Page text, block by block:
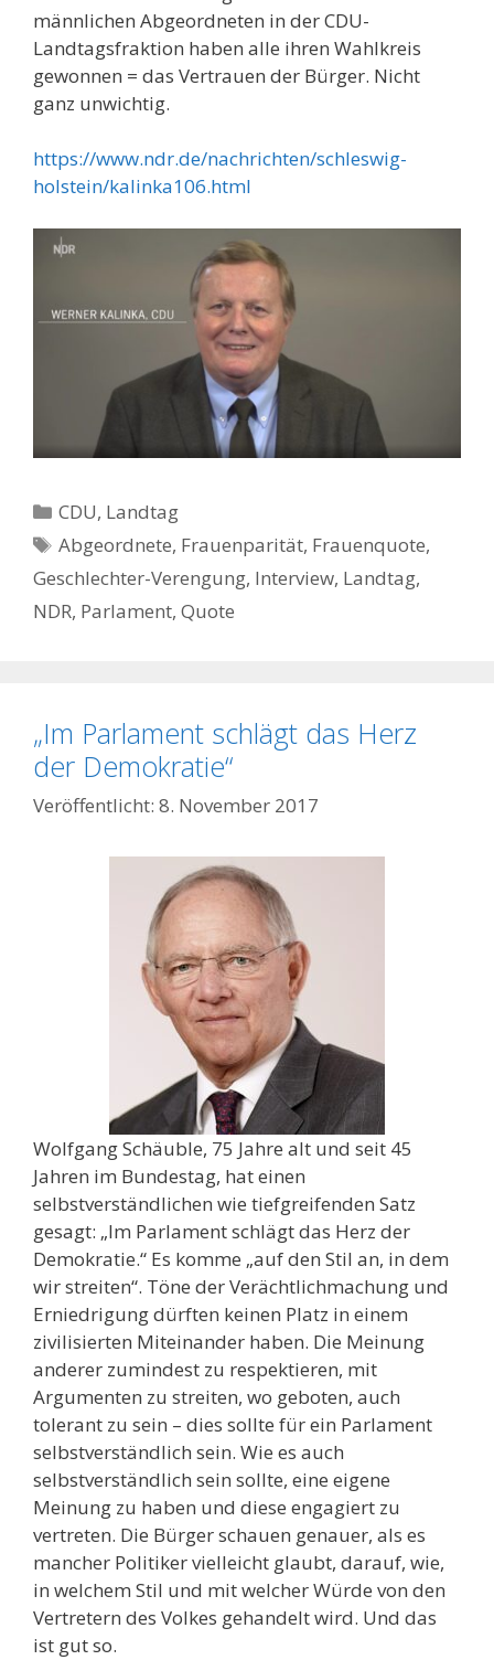
männlichen Abgeordneten in der CDU-
Landtagsfraktion haben alle ihren Wahlkreis
gewonnen = das Vertrauen der Bürger. Nicht
ganz unwichtig.
https://www.ndr.de/nachrichten/schleswig-
holstein/kalinka106.html
Kategorien
CDU, Landtag
Schlagwörter
Abgeordnete, Frauenparität, Frauenquote,
Geschlechter-Verengung, Interview, Landtag,
NDR, Parlament, Quote
„Im Parlament schlägt das Herz
der Demokratie“
8. November 2017
Wolfgang Schäuble, 75 Jahre alt und seit 45
Jahren im Bundestag, hat einen
selbstverständlichen wie tiefgreifenden Satz
gesagt: „Im Parlament schlägt das Herz der
Demokratie.“ Es komme „auf den Stil an, in dem
wir streiten“. Töne der Verächtlichmachung und
Erniedrigung dürften keinen Platz in einem
zivilisierten Miteinander haben. Die Meinung
anderer zumindest zu respektieren, mit
Argumenten zu streiten, wo geboten, auch
tolerant zu sein – dies sollte für ein Parlament
selbstverständlich sein. Wie es auch
selbstverständlich sein sollte, eine eigene
Meinung zu haben und diese engagiert zu
vertreten. Die Bürger schauen genauer, als es
mancher Politiker vielleicht glaubt, darauf, wie,
in welchem Stil und mit welcher Würde von den
Vertretern des Volkes gehandelt wird. Und das
ist gut so.